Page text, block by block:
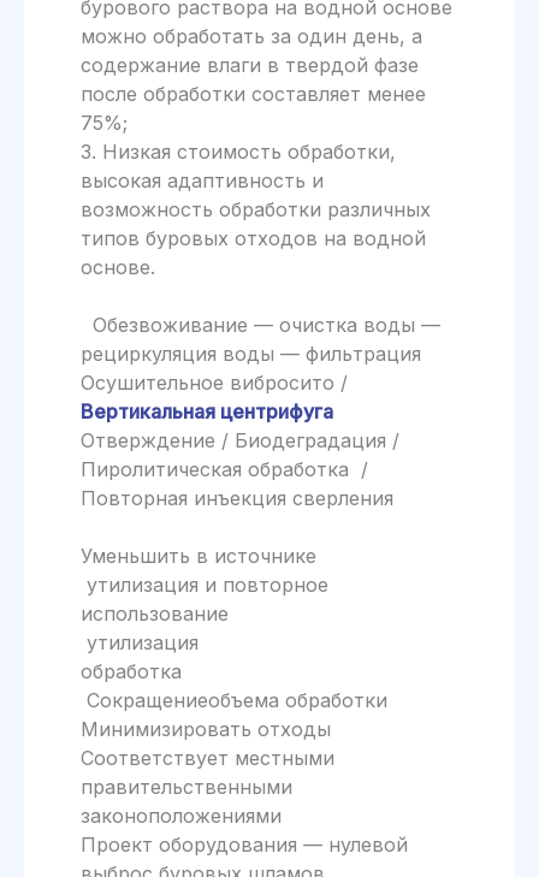
бурового раствора на водной основе
можно обработать за один день, а
содержание влаги в твердой фазе
после обработки составляет менее
75%;
3. Низкая стоимость обработки,
высокая адаптивность и
возможность обработки различных
типов буровых отходов на водной
основе.
Обезвоживание — очистка воды —
рециркуляция воды — фильтрация
Осушительное вибросито /
Вертикальная центрифуга
Отверждение / Биодеградация /
Пиролитическая обработка /
Повторная инъекция сверления
Уменьшить в источнике
утилизация и повторное
использование
утилизация
обработка
Сокращениеобъема обработки
Минимизировать отходы
Соответствует местными
правительственными
законоположениями
Проект оборудования — нулевой